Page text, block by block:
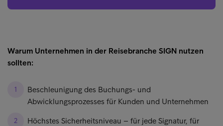
Warum Unternehmen in der Reisebranche SIGN nutzen
sollten:
Beschleunigung des Buchungs- und
Abwicklungsprozesses für Kunden und Unternehmen
Höchstes Sicherheitsniveau – für jede Signatur, für